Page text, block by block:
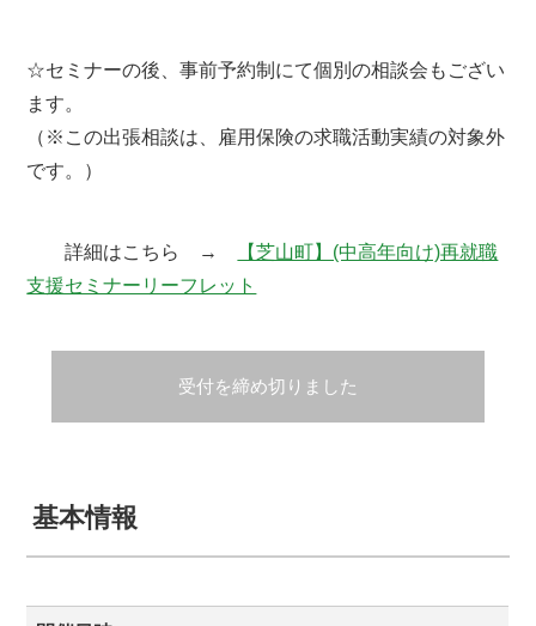
☆セミナーの後、事前予約制にて個別の相談会もござい
ます。
（※この出張相談は、雇用保険の求職活動実績の対象外
です。）
詳細はこちら →
【芝山町】(中高年向け)再就職
支援セミナーリーフレット
受付を締め切りました
基本情報